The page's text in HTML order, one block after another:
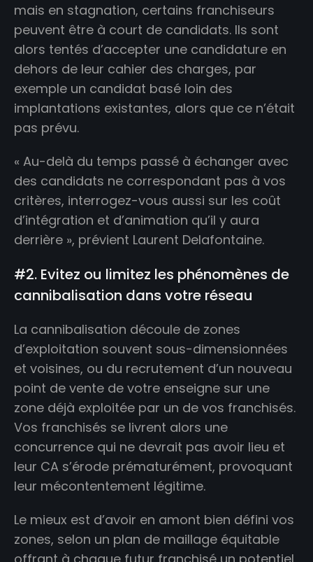
mais en stagnation, certains franchiseurs
peuvent être à court de candidats. Ils sont
alors tentés d’accepter une candidature en
dehors de leur cahier des charges, par
exemple un candidat basé loin des
implantations existantes, alors que ce n’était
pas prévu.
« Au-delà du temps passé à échanger avec
des candidats ne correspondant pas à vos
critères, interrogez-vous aussi sur les coût
d’intégration et d’animation qu’il y aura
derrière », prévient Laurent Delafontaine.
#2. Evitez ou limitez les phénomènes de
cannibalisation dans votre réseau
La cannibalisation découle de zones
d’exploitation souvent sous-dimensionnées
et voisines, ou du recrutement d’un nouveau
point de vente de votre enseigne sur une
zone déjà exploitée par un de vos franchisés.
Vos franchisés se livrent alors une
concurrence qui ne devrait pas avoir lieu et
leur CA s’érode prématurément, provoquant
leur mécontentement légitime.
Le mieux est d’avoir en amont bien défini vos
zones, selon un plan de maillage équitable